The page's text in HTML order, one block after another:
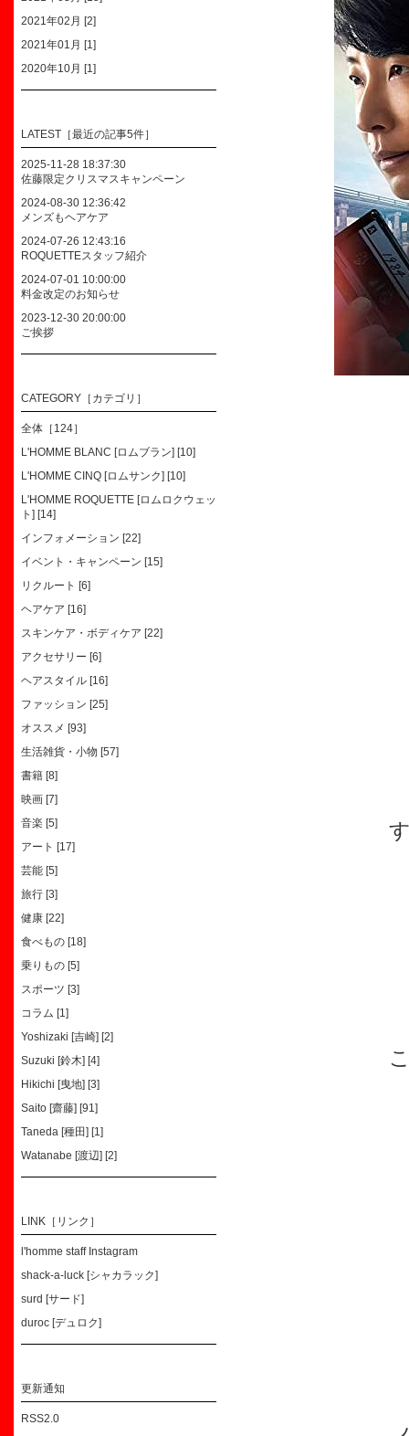
2021年02月 [2]
2021年01月 [1]
2020年10月 [1]
LATEST［最近の記事5件］
2025-11-28 18:37:30
佐藤限定クリスマスキャンペーン
2024-08-30 12:36:42
メンズもヘアケア
2024-07-26 12:43:16
ROQUETTEスタッフ紹介
2024-07-01 10:00:00
料金改定のお知らせ
2023-12-30 20:00:00
ご挨拶
CATEGORY［カテゴリ］
全体［124］
L'HOMME BLANC [ロムブラン] [10]
L'HOMME CINQ [ロムサンク] [10]
L'HOMME ROQUETTE [ロムロクウェッ
ト] [14]
インフォメーション [22]
イベント・キャンペーン [15]
リクルート [6]
ヘアケア [16]
スキンケア・ボディケア [22]
アクセサリー [6]
ヘアスタイル [16]
ファッション [25]
オススメ [93]
生活雑貨・小物 [57]
書籍 [8]
映画 [7]
音楽 [5]
アート [17]
芸能 [5]
旅行 [3]
健康 [22]
食べもの [18]
乗りもの [5]
スポーツ [3]
コラム [1]
Yoshizaki [吉崎] [2]
Suzuki [鈴木] [4]
Hikichi [曳地] [3]
Saito [齋藤] [91]
Taneda [種田] [1]
Watanabe [渡辺] [2]
LINK［リンク］
l'homme staff Instagram
shack-a-luck [シャカラック]
surd [サード]
duroc [デュロク]
更新通知
RSS2.0